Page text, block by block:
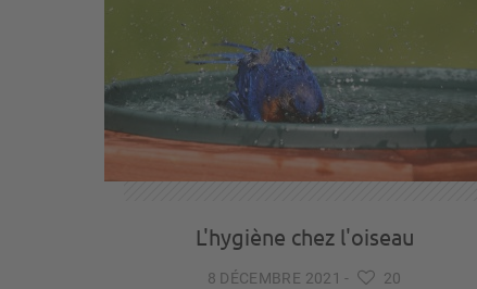
L'hygiène chez l'oiseau
8 DÉCEMBRE 2021- 20